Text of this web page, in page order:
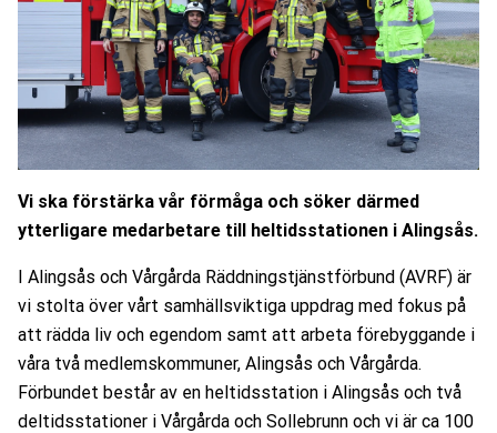
Vi ska förstärka vår förmåga och söker därmed
ytterligare medarbetare till heltidsstationen i Alingsås.
I Alingsås och Vårgårda Räddningstjänstförbund (AVRF) är
vi stolta över vårt samhällsviktiga uppdrag med fokus på
att rädda liv och egendom samt att arbeta förebyggande i
våra två medlemskommuner, Alingsås och Vårgårda.
Förbundet består av en heltidsstation i Alingsås och två
deltidsstationer i Vårgårda och Sollebrunn och vi är ca 100